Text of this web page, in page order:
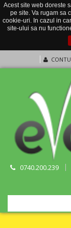
Acest site web doreste
pe site. Va rugam sa
cookie-uri. In cazul in
site-ului sa nu
0740.200.239